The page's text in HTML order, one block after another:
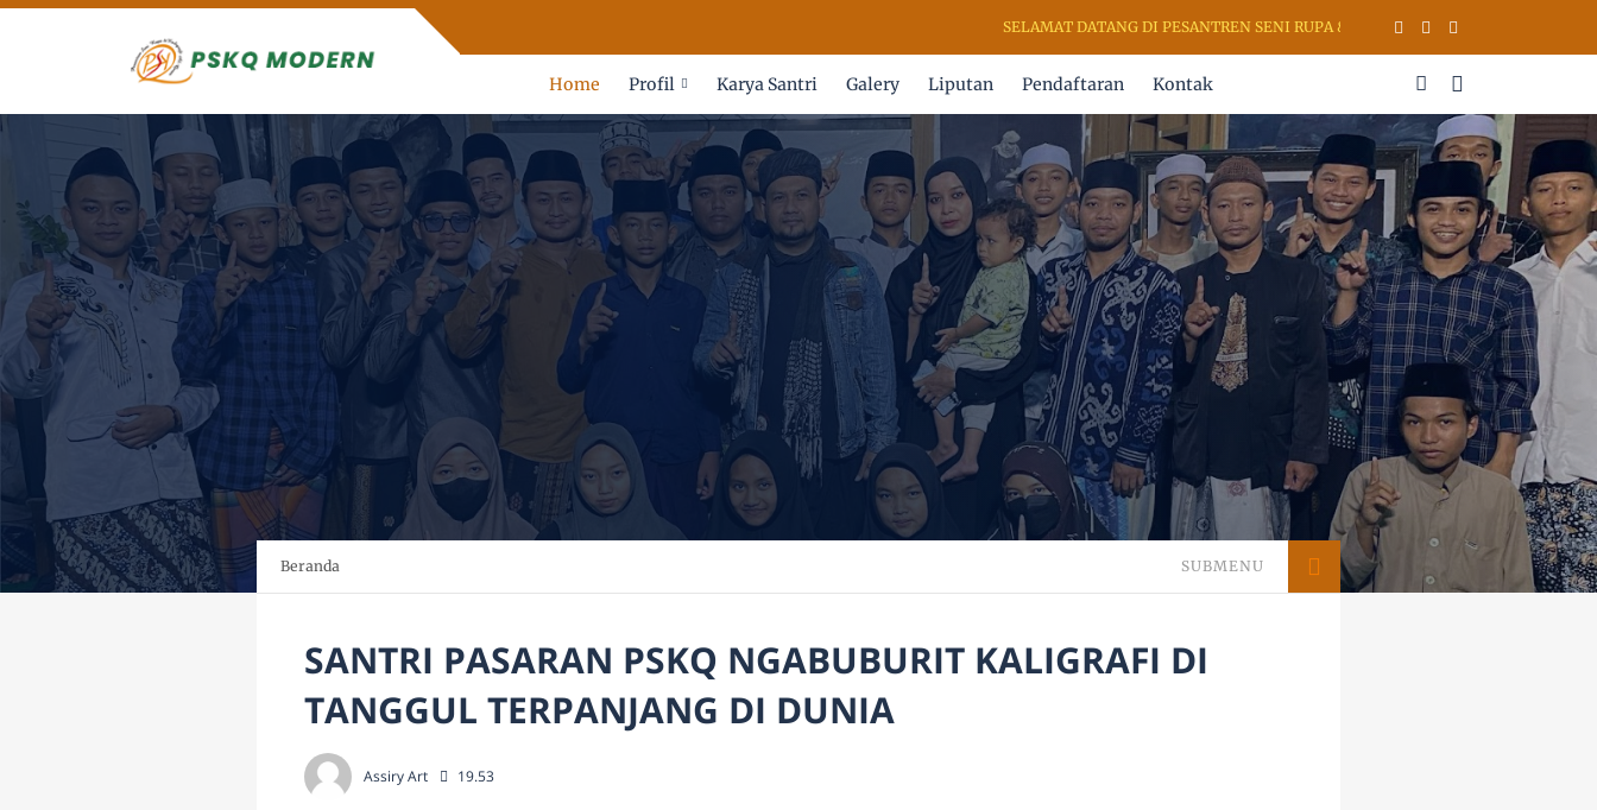
SELAMAT DATANG DI PESANTREN SENI RUPA & KALIGRAFI AL QURAN (PSKQ MODERN)
Home Profil Karya Santri Galery Liputan Pendaftaran Kontak
Beranda SUBMENU
SANTRI PASARAN PSKQ NGABUBURIT KALIGRAFI DI
TANGGUL TERPANJANG DI DUNIA
Assiry Art 19.53